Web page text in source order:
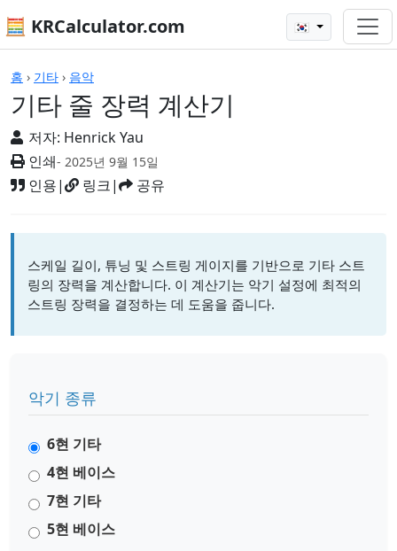
🧮 KRCalculator.com 🇰🇷
홈 › 기타 › 음악
기타 줄 장력 계산기
저자: Henrick Yau
인쇄- 2025년 9월 15일
인용| 링크| 공유
계산기
스케일 길이, 튜닝 및 스트링 게이지를 기반으로 기타 스트
링의 장력을 계산합니다. 이 계산기는 악기 설정에 최적의
스트링 장력을 결정하는 데 도움을 줍니다.
악기 종류
6현 기타
4현 베이스
7현 기타
5현 베이스